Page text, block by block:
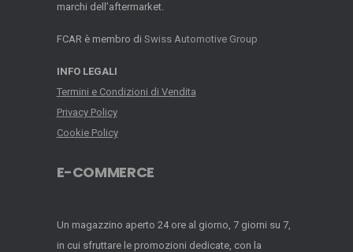
marchi dell’aftermarket.
FCAR è membro di Swiss Automotive Group
INFO LEGALI
Termini e Condizioni di Vendita
Privacy Policy
Cookie Policy
E-COMMERCE
Un magazzino aperto 24 ore al giorno, 7 giorni su 7,
in cui sfruttare le promozioni dedicate, con la